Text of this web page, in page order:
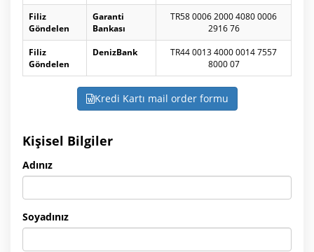
Filiz
Göndelen
Garanti
Bankası
TR58 0006 2000 4080 0006
2916 76
Filiz
Göndelen
DenizBank
TR44 0013 4000 0014 7557
8000 07
Kredi Kartı mail order formu
Kişisel Bilgiler
Adınız
Soyadınız